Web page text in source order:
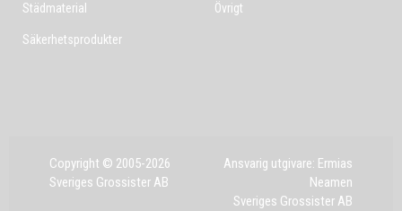
Städmaterial
Säkerhetsprodukter
Övrigt
Copyright © 2005-2026
Sveriges Grossister AB
Ansvarig utgivare: Ermias
Neamen
Sveriges Grossister AB